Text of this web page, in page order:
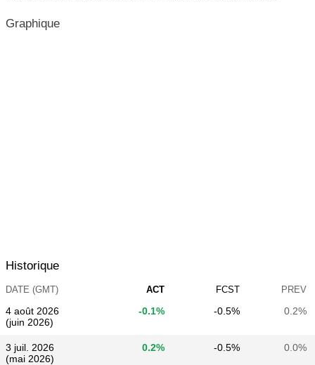
Graphique
Historique
DATE (GMT) ACT FCST PREV
4 août 2026
(juin 2026)
-0.1% -0.5% 0.2%
3 juil. 2026
(mai 2026)
0.2% -0.5% 0.0%